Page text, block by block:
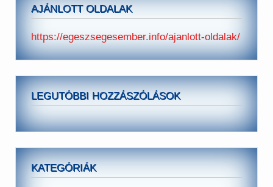
AJÁNLOTT OLDALAK
https://egeszsegesember.info/ajanlott-oldalak/
LEGUTÓBBI HOZZÁSZÓLÁSOK
KATEGÓRIÁK